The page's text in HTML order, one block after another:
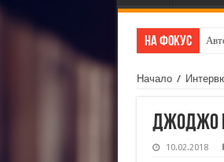
На фокус
Начало /
Джоджо
10.02.2018